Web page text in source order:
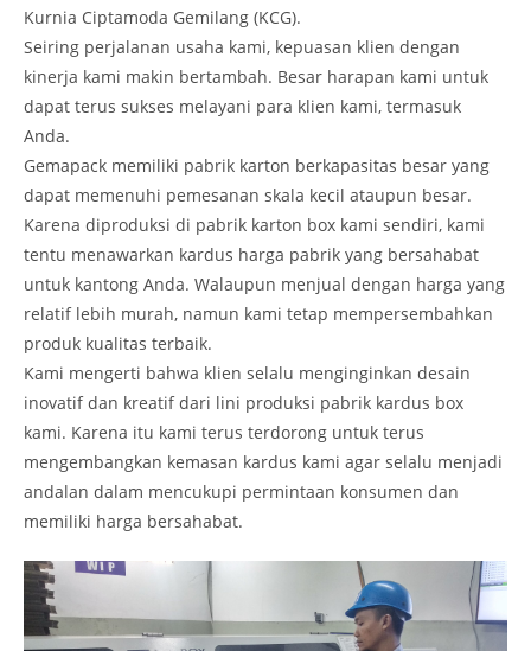
Kurnia Ciptamoda Gemilang (KCG).
Seiring perjalanan usaha kami, kepuasan klien dengan
kinerja kami makin bertambah. Besar harapan kami untuk
dapat terus sukses melayani para klien kami, termasuk
Anda.
Gemapack memiliki pabrik karton berkapasitas besar yang
dapat memenuhi pemesanan skala kecil ataupun besar.
Karena diproduksi di pabrik karton box kami sendiri, kami
tentu menawarkan kardus harga pabrik yang bersahabat
untuk kantong Anda. Walaupun menjual dengan harga yang
relatif lebih murah, namun kami tetap mempersembahkan
produk kualitas terbaik.
Kami mengerti bahwa klien selalu menginginkan desain
inovatif dan kreatif dari lini produksi pabrik kardus box
kami. Karena itu kami terus terdorong untuk terus
mengembangkan kemasan kardus kami agar selalu menjadi
andalan dalam mencukupi permintaan konsumen dan
memiliki harga bersahabat.